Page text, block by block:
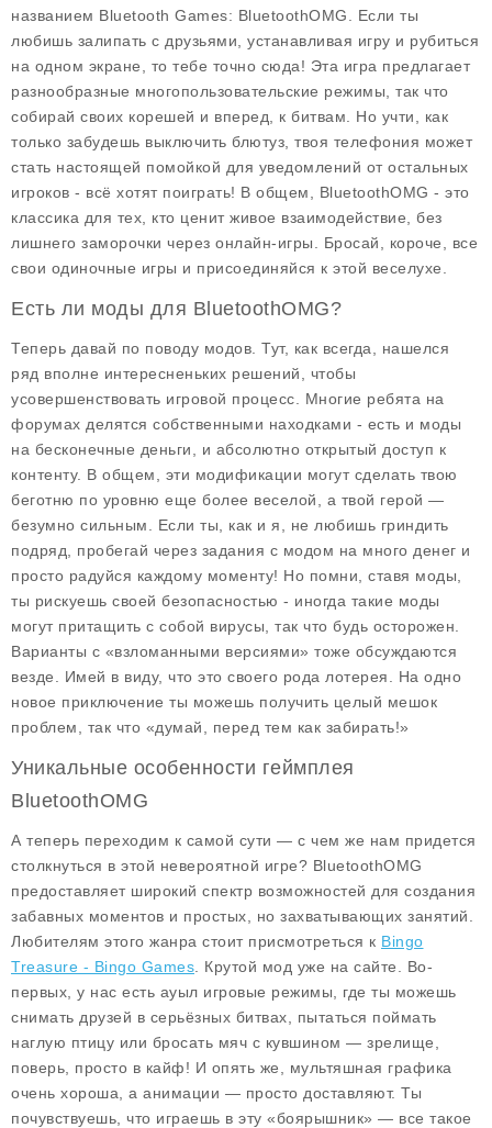
названием Bluetooth Games: BluetoothOMG. Если ты
любишь залипать с друзьями, устанавливая игру и рубиться
на одном экране, то тебе точно сюда! Эта игра предлагает
разнообразные многопользовательские режимы, так что
собирай своих корешей и вперед, к битвам. Но учти, как
только забудешь выключить блютуз, твоя телефония может
стать настоящей помойкой для уведомлений от остальных
игроков - всё хотят поиграть! В общем, BluetoothOMG - это
классика для тех, кто ценит живое взаимодействие, без
лишнего заморочки через онлайн-игры. Бросай, короче, все
свои одиночные игры и присоединяйся к этой веселухе.
Есть ли моды для BluetoothOMG?
Теперь давай по поводу модов. Тут, как всегда, нашелся
ряд вполне интересненьких решений, чтобы
усовершенствовать игровой процесс. Многие ребята на
форумах делятся собственными находками - есть и моды
на бесконечные деньги, и абсолютно открытый доступ к
контенту. В общем, эти модификации могут сделать твою
беготню по уровню еще более веселой, а твой герой —
безумно сильным. Если ты, как и я, не любишь гриндить
подряд, пробегай через задания с модом на много денег и
просто радуйся каждому моменту! Но помни, ставя моды,
ты рискуешь своей безопасностью - иногда такие моды
могут притащить с собой вирусы, так что будь осторожен.
Варианты с «взломанными версиями» тоже обсуждаются
везде. Имей в виду, что это своего рода лотерея. На одно
новое приключение ты можешь получить целый мешок
проблем, так что «думай, перед тем как забирать!»
Уникальные особенности геймплея
BluetoothOMG
А теперь переходим к самой сути — с чем же нам придется
столкнуться в этой невероятной игре? BluetoothOMG
предоставляет широкий спектр возможностей для создания
забавных моментов и простых, но захватывающих занятий.
Любителям этого жанра стоит присмотреться к Bingo
Treasure - Bingo Games . Крутой мод уже на сайте. Во-
первых, у нас есть ауыл игровые режимы, где ты можешь
снимать друзей в серьёзных битвах, пытаться поймать
наглую птицу или бросать мяч с кувшином — зрелище,
поверь, просто в кайф! И опять же, мультяшная графика
очень хороша, а анимации — просто доставляют. Ты
почувствуешь, что играешь в эту «боярышник» — все такое